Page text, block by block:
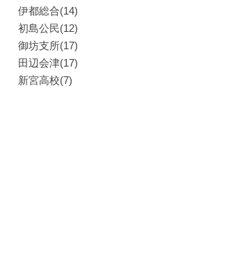
伊都総合(14)
初島公民(12)
御坊支所(17)
田辺会津(17)
新宮高校(7)